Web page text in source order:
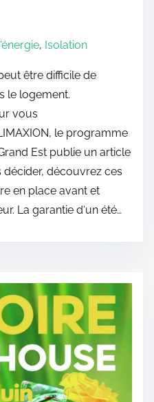
, Isolation
être difficile de
le logement.
vous
le programme
Est publie un article
découvrez ces
en place avant et
La garantie d‘un été…